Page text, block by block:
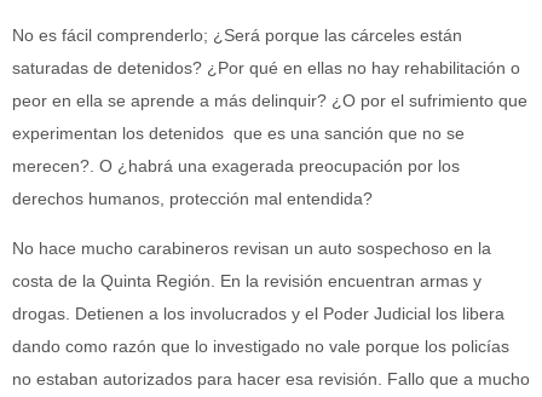
No es fácil comprenderlo; ¿Será porque las cárceles están
saturadas de detenidos? ¿Por qué en ellas no hay rehabilitación o
peor en ella se aprende a más delinquir? ¿O por el sufrimiento que
experimentan los detenidos que es una sanción que no se
merecen?. O ¿habrá una exagerada preocupación por los
derechos humanos, protección mal entendida?
No hace mucho carabineros revisan un auto sospechoso en la
costa de la Quinta Región. En la revisión encuentran armas y
drogas. Detienen a los involucrados y el Poder Judicial los libera
dando como razón que lo investigado no vale porque los policías
no estaban autorizados para hacer esa revisión. Fallo que a mucho